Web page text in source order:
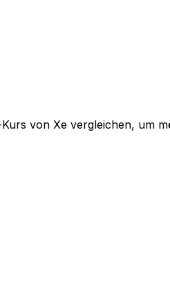
von Xe vergleichen, um